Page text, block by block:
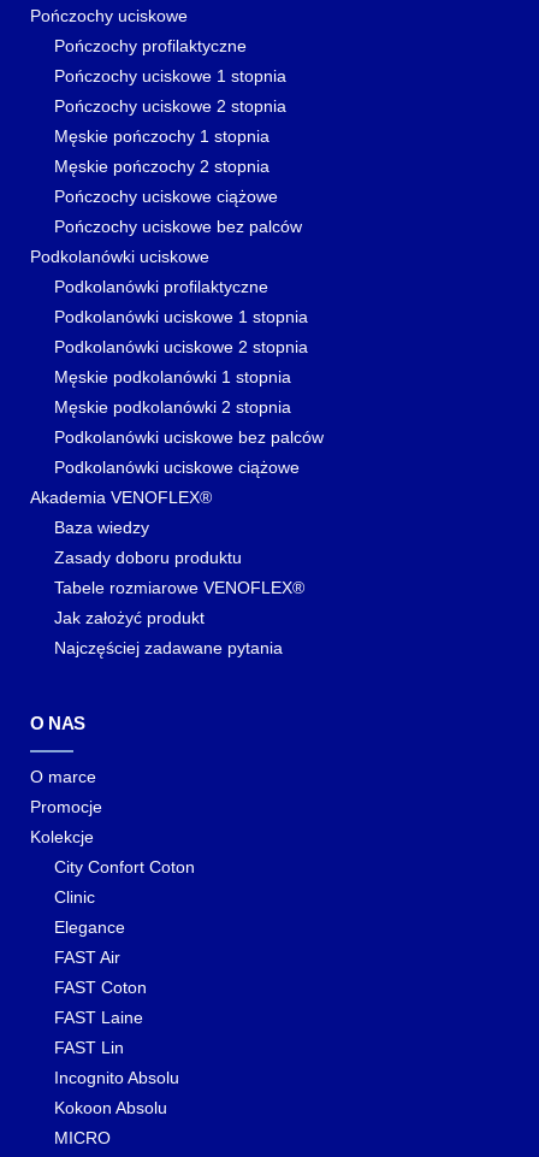
Pończochy uciskowe
Pończochy profilaktyczne
Pończochy uciskowe 1 stopnia
Pończochy uciskowe 2 stopnia
Męskie pończochy 1 stopnia
Męskie pończochy 2 stopnia
Pończochy uciskowe ciążowe
Pończochy uciskowe bez palców
Podkolanówki uciskowe
Podkolanówki profilaktyczne
Podkolanówki uciskowe 1 stopnia
Podkolanówki uciskowe 2 stopnia
Męskie podkolanówki 1 stopnia
Męskie podkolanówki 2 stopnia
Podkolanówki uciskowe bez palców
Podkolanówki uciskowe ciążowe
Akademia VENOFLEX®
Baza wiedzy
Zasady doboru produktu
Tabele rozmiarowe VENOFLEX®
Jak założyć produkt
Najczęściej zadawane pytania
O NAS
O marce
Promocje
Kolekcje
City Confort Coton
Clinic
Elegance
FAST Air
FAST Coton
FAST Laine
FAST Lin
Incognito Absolu
Kokoon Absolu
MICRO